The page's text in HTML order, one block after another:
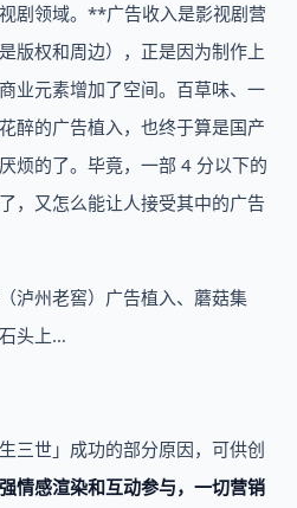
剧领域。**广告收入是影视剧营
版权和周边），正是因为制作上
业元素增加了空间。百草味、一
醉的广告植入，也终于算是国产
烦的了。毕竟，一部 4 分以下的
，又怎么能让人接受其中的广告
泸州老窖）广告植入、蘑菇集
头上…
三世」成功的部分原因，可供创
情感渲染和互动参与，一切营销